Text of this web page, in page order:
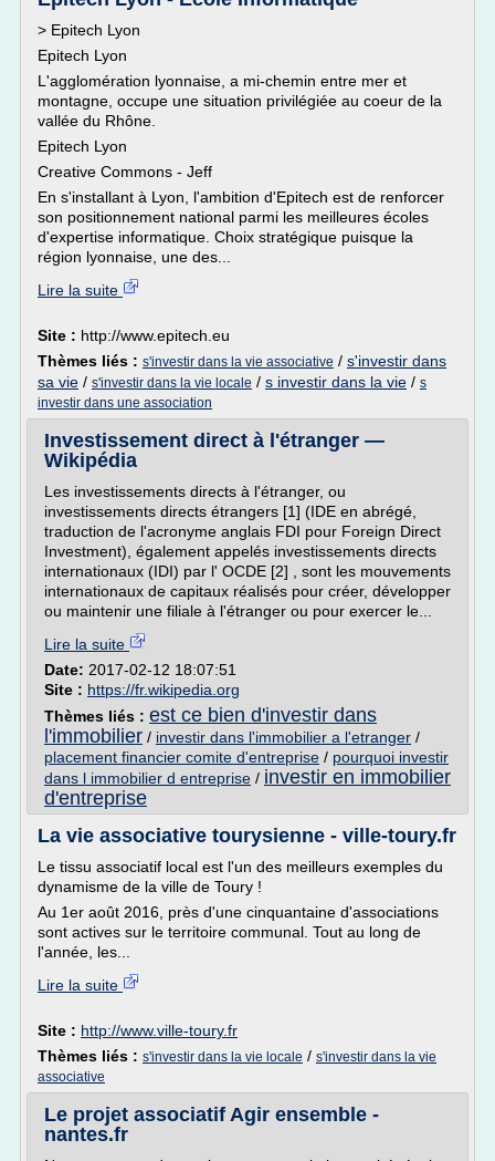
> Epitech Lyon
Epitech Lyon
L'agglomération lyonnaise, a mi-chemin entre mer et
montagne, occupe une situation privilégiée au coeur de la
vallée du Rhône.
Epitech Lyon
Creative Commons - Jeff
En s'installant à Lyon, l'ambition d'Epitech est de renforcer
son positionnement national parmi les meilleures écoles
d'expertise informatique. Choix stratégique puisque la
région lyonnaise, une des...
Lire la suite
Site : http://www.epitech.eu
Thèmes liés : s'investir dans la vie associative / s'investir dans
sa vie / s'investir dans la vie locale / s investir dans la vie / s
investir dans une association
Investissement direct à l'étranger —
Wikipédia
Les investissements directs à l'étranger, ou
investissements directs étrangers [1] (IDE en abrégé,
traduction de l'acronyme anglais FDI pour Foreign Direct
Investment), également appelés investissements directs
internationaux (IDI) par l' OCDE [2] , sont les mouvements
internationaux de capitaux réalisés pour créer, développer
ou maintenir une filiale à l'étranger ou pour exercer le...
Lire la suite
Date: 2017-02-12 18:07:51
Site : https://fr.wikipedia.org
Thèmes liés : est ce bien d'investir dans
l'immobilier / investir dans l'immobilier a l'etranger /
placement financier comite d'entreprise / pourquoi investir
dans l immobilier d entreprise / investir en immobilier
d'entreprise
La vie associative tourysienne - ville-toury.fr
Le tissu associatif local est l'un des meilleurs exemples du
dynamisme de la ville de Toury !
Au 1er août 2016, près d'une cinquantaine d'associations
sont actives sur le territoire communal. Tout au long de
l'année, les...
Lire la suite
Site : http://www.ville-toury.fr
Thèmes liés : s'investir dans la vie locale / s'investir dans la vie
associative
Le projet associatif Agir ensemble -
nantes.fr